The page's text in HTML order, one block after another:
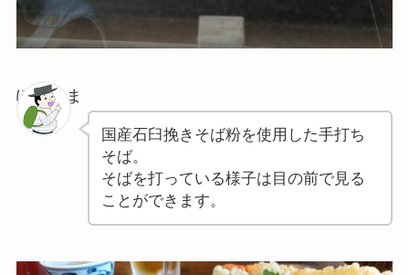
ぽちゃま
国産石臼挽きそば粉を使用した手打ち
そば。
そばを打っている様子は目の前で見る
ことができます。